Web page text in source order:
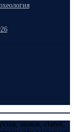
знаков, статей,